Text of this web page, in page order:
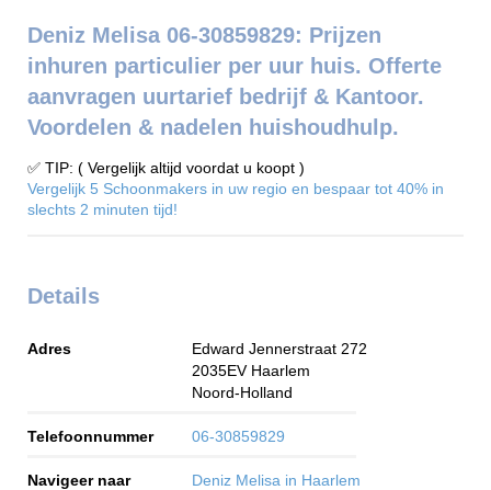
Deniz Melisa 06-30859829: Prijzen
inhuren particulier per uur huis. Offerte
aanvragen uurtarief bedrijf & Kantoor.
Voordelen & nadelen huishoudhulp.
✅ TIP: ( Vergelijk altijd voordat u koopt )
Vergelijk 5 Schoonmakers in uw regio en bespaar tot 40% in
slechts 2 minuten tijd!
Details
Adres
Edward Jennerstraat 272
2035EV Haarlem
Noord-Holland
Telefoonnummer 06-30859829
Navigeer naar Deniz Melisa in Haarlem